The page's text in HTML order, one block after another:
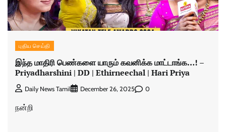
புதிய செய்தி
இந்த மாதிரி பெண்களை யாரும் கவனிக்க மாட்டாங்க…! –
Priyadharshini | DD |​ Ethirneechal | Hari Priya
Daily News Tamil December 26, 2025 0
நன்றி